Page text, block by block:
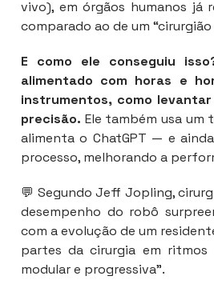
vivo), em órgãos humanos já
comparado ao de um
E como ele conseguiu
alimentado com horas e
instrumentos, como
precisão. Ele também usa um
alimenta o ChatGPT — e
processo, melhorando a
💬 Segundo Jeff Jopling,
desempenho do robô
com a evolução de um
partes da cirurgia em ritmos
modular e progressiva".